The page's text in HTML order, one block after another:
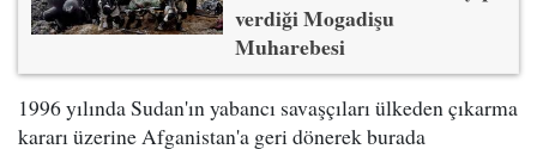
verdiği Mogadişu
Muharebesi
1996 yılında Sudan'ın yabancı savaşçıları ülkeden çıkarma
kararı üzerine Afganistan'a geri dönerek burada